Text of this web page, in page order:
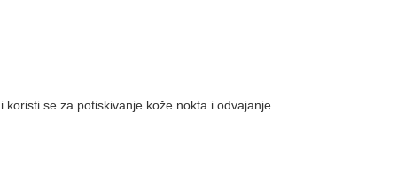
se za potiskivanje kože nokta i odvajanje